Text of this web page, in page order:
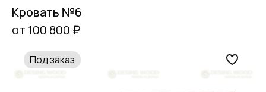
Кровать №6
от 100 800 ₽
Под заказ